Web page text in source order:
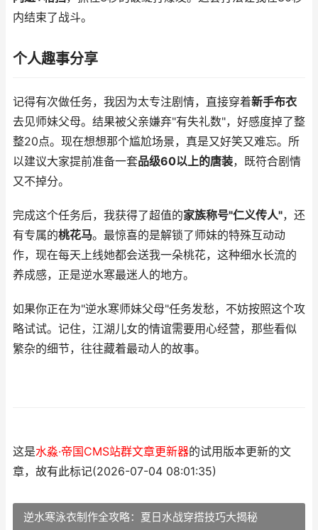
内结束了战斗。
个人趣事分享
记得有次做任务，我因为太专注剧情，直接穿着新手布衣
去见师妹父母。结果被父亲嫌弃"有失礼数"，好感度掉了整
整20点。现在想想那个尴尬场景，真是又好笑又难忘。所
以建议大家提前准备一套品级60以上的唐装，既符合剧情
又不掉分。
完成这个任务后，我获得了超值的家族称号"仁义传人"，还
有专属的桃花马。最惊喜的是解锁了师妹的特殊互动动
作，现在每天上线她都会送我一朵桃花，这种细水长流的
养成感，正是逆水寒最迷人的地方。
如果你正在为"逆水寒师妹父母"任务发愁，不妨按照这个攻
略试试。记住，江湖儿女的情谊需要用心经营，那些看似
繁杂的细节，往往藏着最动人的故事。
这是水淼·帝国CMS站群文章更新器的试用版本更新的文
章，故有此标记(2026-07-04 08:01:35)
逆水寒泳衣制作全攻略：夏日水战穿搭技巧大揭秘